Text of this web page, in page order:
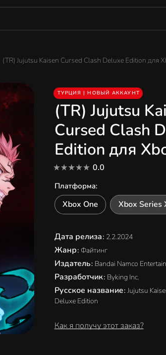
(TR) Jujutsu Kaisen Cursed Clash Deluxe Edition для
ТУРЦИЯ | НОВЫЙ АККАУНТ
(TR) Jujutsu
Cursed Clash
Edition для
0.0
Платформа:
Xbox One Xbox Series
Дата релиза: 2.2.2024
Жанр: Файтинг
Издатель: Bandai Namco
Разработчик: Byking Inc.
Русское название: Jujutsu
Deluxe Edition
Как я получу этот заказ?